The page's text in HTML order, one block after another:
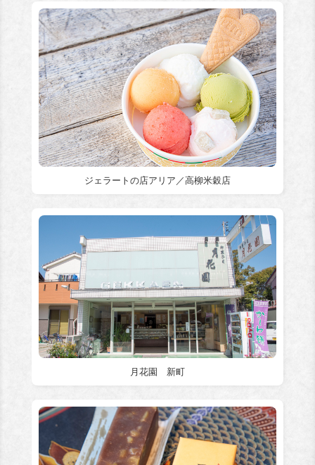
ジェラートの店アリア／高柳米穀店
月花園 新町